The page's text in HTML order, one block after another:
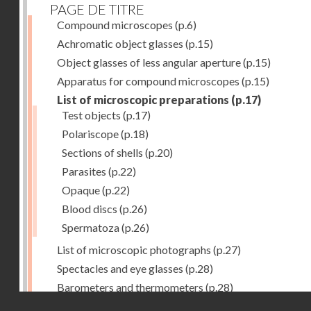
PAGE DE TITRE
Compound microscopes (p.6)
Achromatic object glasses (p.15)
Object glasses of less angular aperture(p.15)
Apparatus for compound microscopes (p.15)
List of microscopic preparations (p.17)
Test objects (p.17)
Polariscope(p.18)
Sections of shells (p.20)
Parasites (p.22)
Opaque(p.22)
Blood discs (p.26)
Spermatoza(p.26)
List of microscopic photographs (p.27)
Spectacles and eye glasses (p.28)
Barometers and thermometers (p.28)